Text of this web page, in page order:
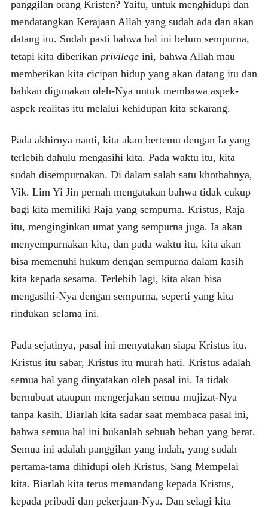
panggilan orang Kristen? Yaitu, untuk menghidupi dan
mendatangkan Kerajaan Allah yang sudah ada dan akan
datang itu. Sudah pasti bahwa hal ini belum sempurna,
tetapi kita diberikan privilegeini, bahwa Allah mau
memberikan kita cicipan hidup yang akan datang itu dan
bahkan digunakan oleh-Nya untuk membawa aspek-
aspek realitas itu melalui kehidupan kita sekarang.
Pada akhirnya nanti, kita akan bertemu dengan Ia yang
terlebih dahulu mengasihi kita. Pada waktu itu, kita
sudah disempurnakan. Di dalam salah satu khotbahnya,
Vik. Lim Yi Jin pernah mengatakan bahwa tidak cukup
bagi kita memiliki Raja yang sempurna. Kristus, Raja
itu, menginginkan umat yang sempurna juga. Ia akan
menyempurnakan kita, dan pada waktu itu, kita akan
bisa memenuhi hukum dengan sempurna dalam kasih
kita kepada sesama. Terlebih lagi, kita akan bisa
mengasihi-Nya dengan sempurna, seperti yang kita
rindukan selama ini.
Pada sejatinya, pasal ini menyatakan siapa Kristus itu.
Kristus itu sabar, Kristus itu murah hati. Kristus adalah
semua hal yang dinyatakan oleh pasal ini. Ia tidak
bernubuat ataupun mengerjakan semua mujizat-Nya
tanpa kasih. Biarlah kita sadar saat membaca pasal ini,
bahwa semua hal ini bukanlah sebuah beban yang berat.
Semua ini adalah panggilan yang indah, yang sudah
pertama-tama dihidupi oleh Kristus, Sang Mempelai
kita. Biarlah kita terus memandang kepada Kristus,
kepada pribadi dan pekerjaan-Nya. Dan selagi kita